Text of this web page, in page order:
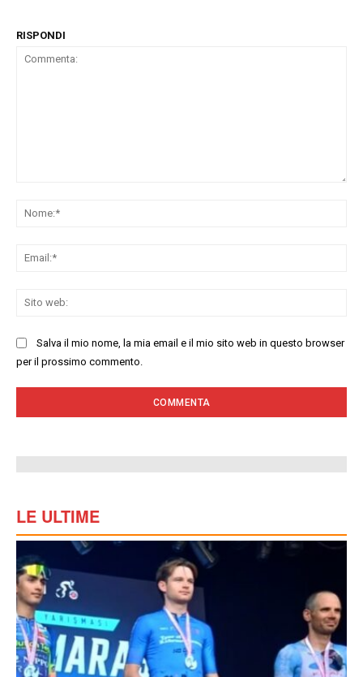
RISPONDI
Salva il mio nome, la mia email e il mio sito web in questo browser
per il prossimo commento.
LE ULTIME